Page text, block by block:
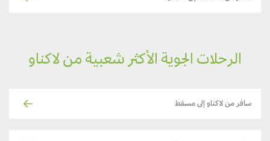
الرحلات الجوية الأكثر شعبية من لاكناو
سافر من لاكناو إلى مسقط